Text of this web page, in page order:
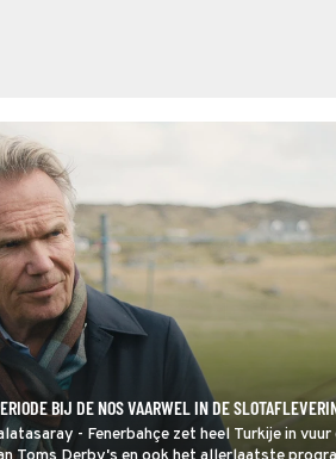
BIJ DE NOS VAARWEL IN DE
- Fenerbahçe zet heel Turkije in